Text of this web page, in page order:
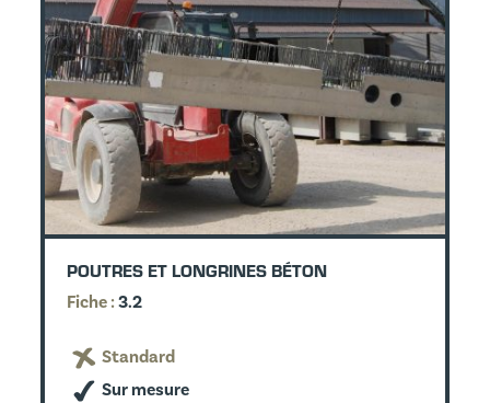
POUTRES ET LONGRINES BÉTON
Fiche :3.2
Standard
Sur mesure